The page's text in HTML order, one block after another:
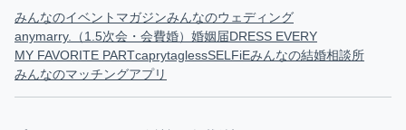
みんなのイベントマガジンみんなのウェディング
anymarry.（1.5次会・会費婚） 婚姻届DRESS EVERY
MY FAVORITE PARTcaprytaglessSELFiEみんなの結婚相談所
みんなのマッチングアプリ